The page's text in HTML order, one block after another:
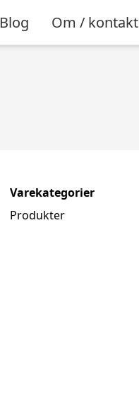
Blog Om / kontakt
Varekategorier
Produkter